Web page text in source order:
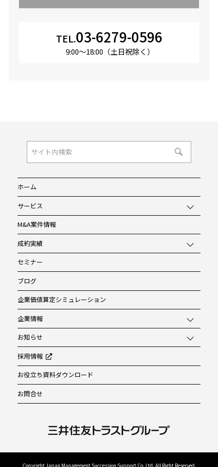
TEL.03-6279-0596
9:00〜18:00（土日祝除く）
ホーム
サービス
M&A案件情報
成約実績
セミナー
ブログ
企業価値算定シミュレーション
企業情報
お知らせ
採用情報
お役立ち資料ダウンロード
お問合せ
Copyright Japan Management Succession Support Co. Ltd. All Right Reserved.